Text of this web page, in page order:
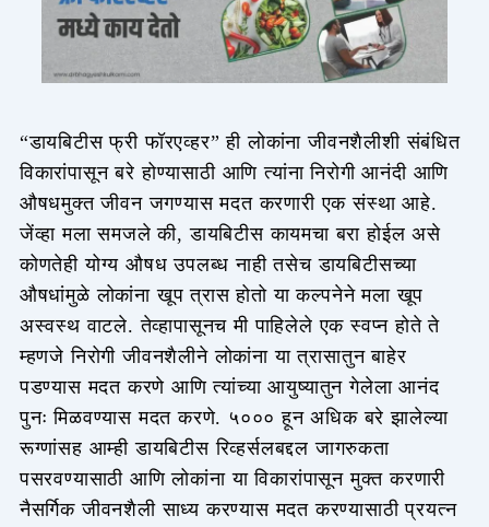
“डायबिटीस फ्री फॉरएव्हर” ही लोकांना जीवनशैलीशी संबंधित
विकारांपासून बरे होण्यासाठी आणि त्यांना निरोगी आनंदी आणि
औषधमुक्त जीवन जगण्यास मदत करणारी एक संस्था आहे.
जेंव्हा मला समजले की, डायबिटीस कायमचा बरा होईल असे
कोणतेही योग्य औषध उपलब्ध नाही तसेच डायबिटीसच्या
औषधांमुळे लोकांना खूप त्रास होतो या कल्पनेने मला खूप
अस्वस्थ वाटले. तेव्हापासूनच मी पाहिलेले एक स्वप्न होते ते
म्हणजे निरोगी जीवनशैलीने लोकांना या त्रासातुन बाहेर
पडण्यास मदत करणे आणि त्यांच्या आयुष्यातुन गेलेला आनंद
पुनः मिळवण्यास मदत करणे. ५००० हून अधिक बरे झालेल्या
रूग्णांसह आम्ही डायबिटीस रिव्हर्सलबद्दल जागरुकता
पसरवण्यासाठी आणि लोकांना या विकारांपासून मुक्त करणारी
नैसर्गिक जीवनशैली साध्य करण्यास मदत करण्यासाठी प्रयत्न